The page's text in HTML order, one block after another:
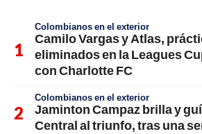
Colombianos en el exterior
Camilo Vargas y Atlas,
eliminados en la Leagues
con Charlotte FC
Colombianos en el exterior
Jaminton Campaz brilla y
Central al triunfo, tras una